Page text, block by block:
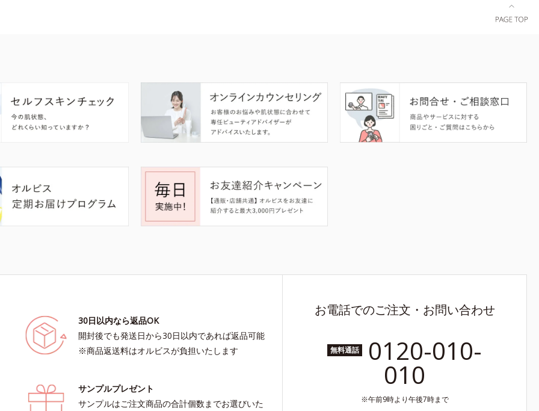
30日以内なら返品OK
開封後でも発送日から30日以内であれば返品可能
※商品返送料はオルビスが負担いたします
サンプルプレゼント
サンプルはご注文商品の合計個数までお選びいた
お電話でのご注文・お問い合わせ
無料通話 0120-010-
010
午前9時より午後7時まで